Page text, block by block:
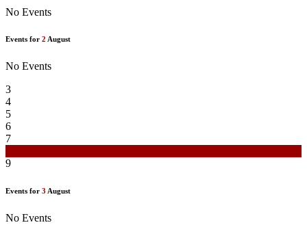
No Events
Events for 2 August
No Events
3
4
5
6
7
9
Events for 3 August
No Events